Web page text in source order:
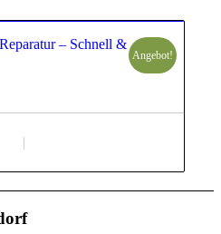
– Schnell &
€.
Angebot!